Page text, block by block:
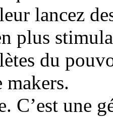
lancez
plus
du
makers.
C’est une